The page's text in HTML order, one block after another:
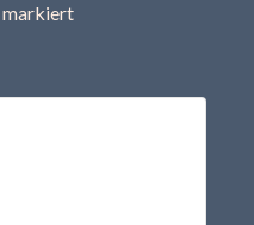
markiert